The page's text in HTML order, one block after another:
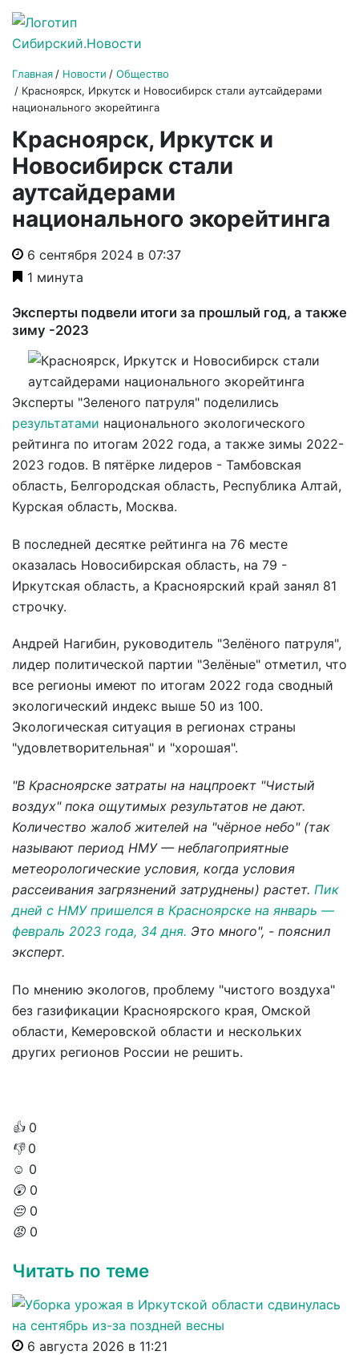
Главная Новости
Общество
Красноярск, Иркутск и Новосибирск стали аутсайдерами
национального экорейтинга
Красноярск, Иркутск и
Новосибирск стали
аутсайдерами
национального экорейтинга
6 сентября 2024 в 07:37
1 минута
Эксперты подвели итоги за прошлый год, а также
зиму -2023
Эксперты "Зеленого патруля" поделились
результатами национального экологического
рейтинга по итогам 2022 года, а также зимы 2022-
2023 годов. В пятёрке лидеров - Тамбовская
область, Белгородская область, Республика Алтай,
Курская область, Москва.
В последней десятке рейтинга на 76 месте
оказалась Новосибирская область, на 79 -
Иркутская область, а Красноярский край занял 81
строчку.
Андрей Нагибин, руководитель "Зелёного патруля",
лидер политической партии "Зелёные" отметил, что
все регионы имеют по итогам 2022 года сводный
экологический индекс выше 50 из 100.
Экологическая ситуация в регионах страны
"удовлетворительная" и "хорошая".
"В Красноярске затраты на нацпроект "Чистый
воздух" пока ощутимых результатов не дают.
Количество жалоб жителей на "чёрное небо" (так
называют период НМУ — неблагоприятные
метеорологические условия, когда условия
рассеивания загрязнений затруднены) растет. Пик
дней с НМУ пришелся в Красноярске на январь —
февраль 2023 года, 34 дня. Это много", - пояснил
эксперт.
По мнению экологов, проблему "чистого воздуха"
без газификации Красноярского края, Омской
области, Кемеровской области и нескольких
других регионов России не решить.
👍 0
👎 0
☺️ 0
😲 0
😔 0
😡 0
Читать по теме
6 августа 2026 в 11:21